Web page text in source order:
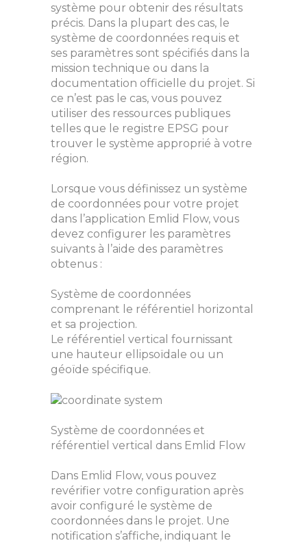
système pour obtenir des résultats
précis. Dans la plupart des cas, le
système de coordonnées requis et
ses paramètres sont spécifiés dans la
mission technique ou dans la
documentation officielle du projet. Si
ce n’est pas le cas, vous pouvez
utiliser des ressources publiques
telles que le registre EPSG pour
trouver le système approprié à votre
région.
Lorsque vous définissez un système
de coordonnées pour votre projet
dans l’application Emlid Flow, vous
devez configurer les paramètres
suivants à l’aide des paramètres
obtenus :
Système de coordonnées
comprenant le référentiel horizontal
et sa projection.
Le référentiel vertical fournissant
une hauteur ellipsoïdale ou un
géoïde spécifique.
Système de coordonnées et
référentiel vertical dans Emlid Flow
Dans Emlid Flow, vous pouvez
revérifier votre configuration après
avoir configuré le système de
coordonnées dans le projet. Une
notification s’affiche, indiquant le